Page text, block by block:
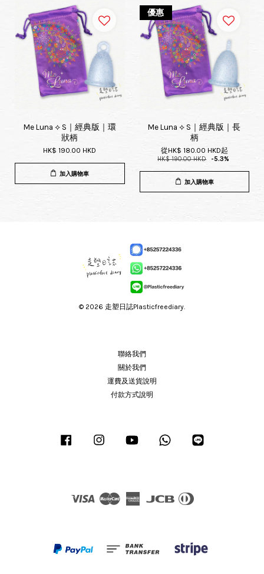
Me Luna ⟡ S｜經典版｜環
狀柄
HK$ 190.00 HKD
加入購物車
優惠
Me Luna ⟡ S｜經典版｜長
柄
從HK$ 180.00 HKD起
HK$ 190.00 HKD -5.3%
加入購物車
© 2026 走塑日誌Plasticfreediary.
聯絡我們
關於我們
運費及送貨說明
付款方式說明
Facebook Instagram YouTube Whatsapp
Visa Master
American
JCB
Diners